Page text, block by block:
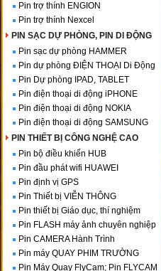
Pin trợ thính ENGION
Pin trợ thính Nexcel
PIN SẠC DỰ PHÒNG, PIN DI ĐỘNG
Pin sạc dự phòng HAMMER
Pin dự phòng ĐIỆN THOẠI Di Động
Pin Dự phòng IPAD, TABLET
Pin điện thoại di động iPHONE
Pin điện thoại di động NOKIA
Pin điện thoại di động SAMSUNG
PIN THIẾT BỊ CÔNG NGHỆ CAO
Pin bộ điều khiển HUB
Pin đầu phát wifi HUAWEI
Pin định vị GPS
Pin Thiết bị VIỄN THÔNG
Pin thiết bị Giáo dục, thí nghiệm
Pin FLASH máy ảnh chuyên nghiệp
Pin CAMERA Hành Trình
Pin máy QUAY PHIM TRƯỜNG
Pin Máy Quay FlyCam; Pin FLYCAM